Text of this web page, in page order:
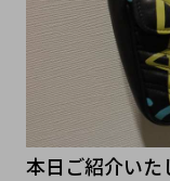
本日ご紹介いた